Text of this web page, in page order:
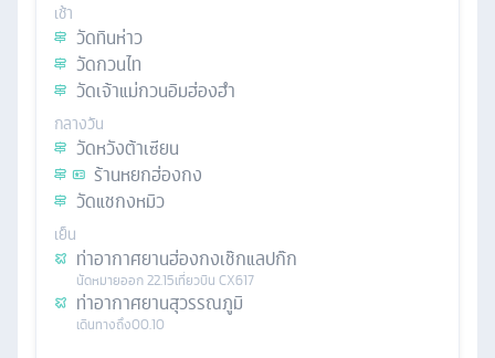
เช้า
วัดทินห่าว
วัดกวนไท
วัดเจ้าแม่กวนอิมฮ่องฮำ
กลางวัน
วัดหวังต้าเซียน
ร้านหยกฮ่องกง
วัดแชกงหมิว
เย็น
ท่าอากาศยานฮ่องกงเช๊กแลปก๊ก
นัดหมายออก22.15เที่ยวบิน CX617
ท่าอากาศยานสุวรรณภูมิ
เดินทางถึง00.10